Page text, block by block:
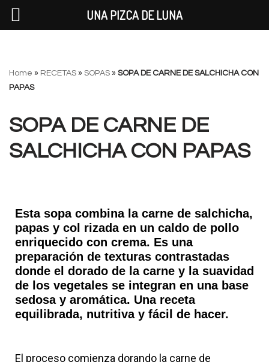
al
contenido
Home » RECETAS » SOPAS » SOPA DE CARNE DE SALCHICHA CON
PAPAS
SOPA DE CARNE DE
SALCHICHA CON PAPAS
Esta sopa combina la carne de salchicha,
papas y col rizada en un caldo de pollo
enriquecido con crema. Es una
preparación de texturas contrastadas
donde el dorado de la carne y la suavidad
de los vegetales se integran en una base
sedosa y aromática. Una receta
equilibrada, nutritiva y fácil de hacer.
El proceso comienza dorando la carne de
UNA PIZCA DE LUNA